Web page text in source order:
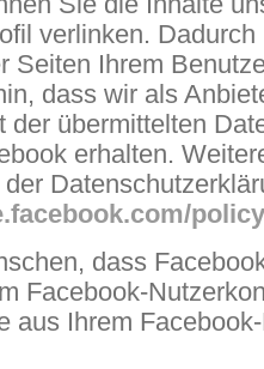
verlinken.
Seiten Ihrem
dass wir als
der übermittelten
erhalten.
dass
Facebook-
aus Ihrem